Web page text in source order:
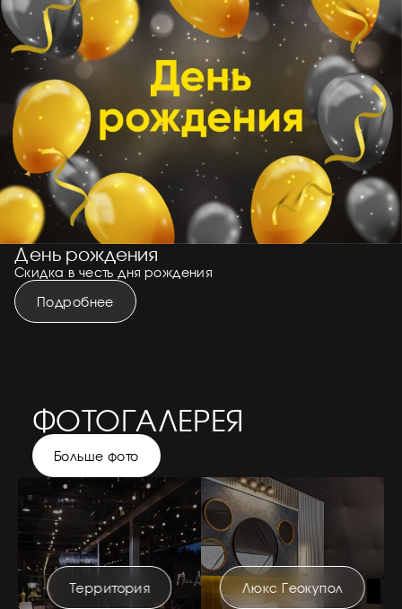
День рождения
Скидка в честь дня рождения
Подробнее
ФОТОГАЛЕРЕЯ
Больше фото
Территория Люкс Геокупол